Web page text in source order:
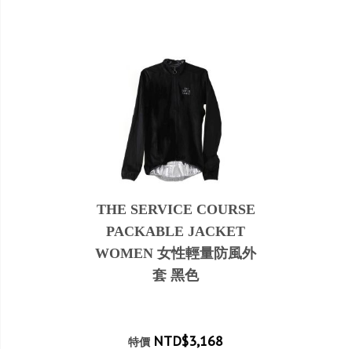
THE SERVICE COURSE
PACKABLE JACKET
WOMEN 女性輕量防風外
套 黑色
特價 NTD$3,168